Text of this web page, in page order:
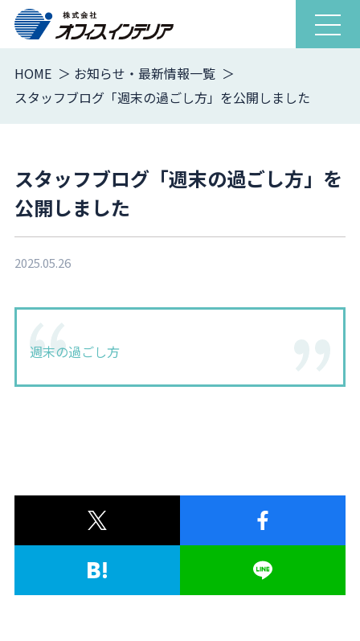
ナ
ビ
ョ
を
開
HOME
お知らせ・最新情報一覧
スタッフブログ「週末の過ごし方」を公開しました
スタッフブログ「週末の過ごし方」を
公開しました
2025.05.26
週末の過ごし方